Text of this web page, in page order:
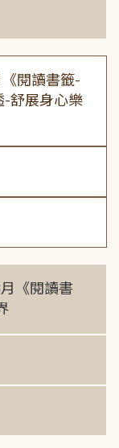
《閱讀書籤-
-舒展身心樂
月《閱讀書